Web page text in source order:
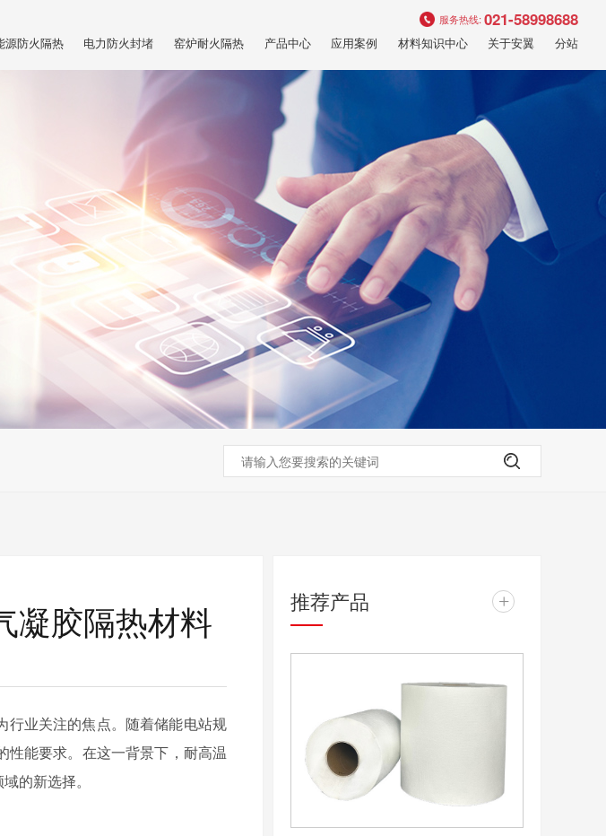
服务热线:021-58998688
源防火隔热 电力防火封堵 窑炉耐火隔热 产品中心 应用案例 材料知识中心 关于安翼 分站
胶隔热材料
行业关注的焦点。随着储能电站规
性能要求。在这一背景下，耐高温
的新选择。
推荐产品 +